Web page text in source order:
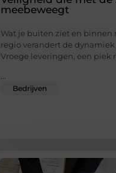
meebeweegt
Wat je buiten ziet en binnen
regio verandert de dynamiek
Vroege leveringen, een piek
Bedrijven